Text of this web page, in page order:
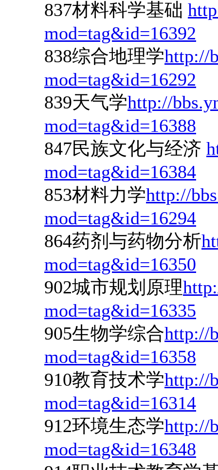
837材料科学基础
mod=tag&id=16392
838综合地理学http://
mod=tag&id=16292
839天气学http://
mod=tag&id=16388
847民族文化与经济
mod=tag&id=16384
853材料力学http://
mod=tag&id=16294
864药剂与药物分析
mod=tag&id=16350
902城市规划原理
mod=tag&id=16335
905生物学综合http://
mod=tag&id=16358
910教育技术学http://
mod=tag&id=16314
912环境生态学http://
mod=tag&id=16348